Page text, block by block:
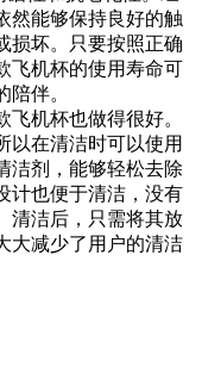
然能够保持良好的触
损坏。只要按照正确
飞机杯的使用寿命可
伴。
飞机杯也做得很好。
以在清洁时可以使用
洁剂，能够轻松去除
计也便于清洁，没有
清洁后，只需将其放
大减少了用户的清洁